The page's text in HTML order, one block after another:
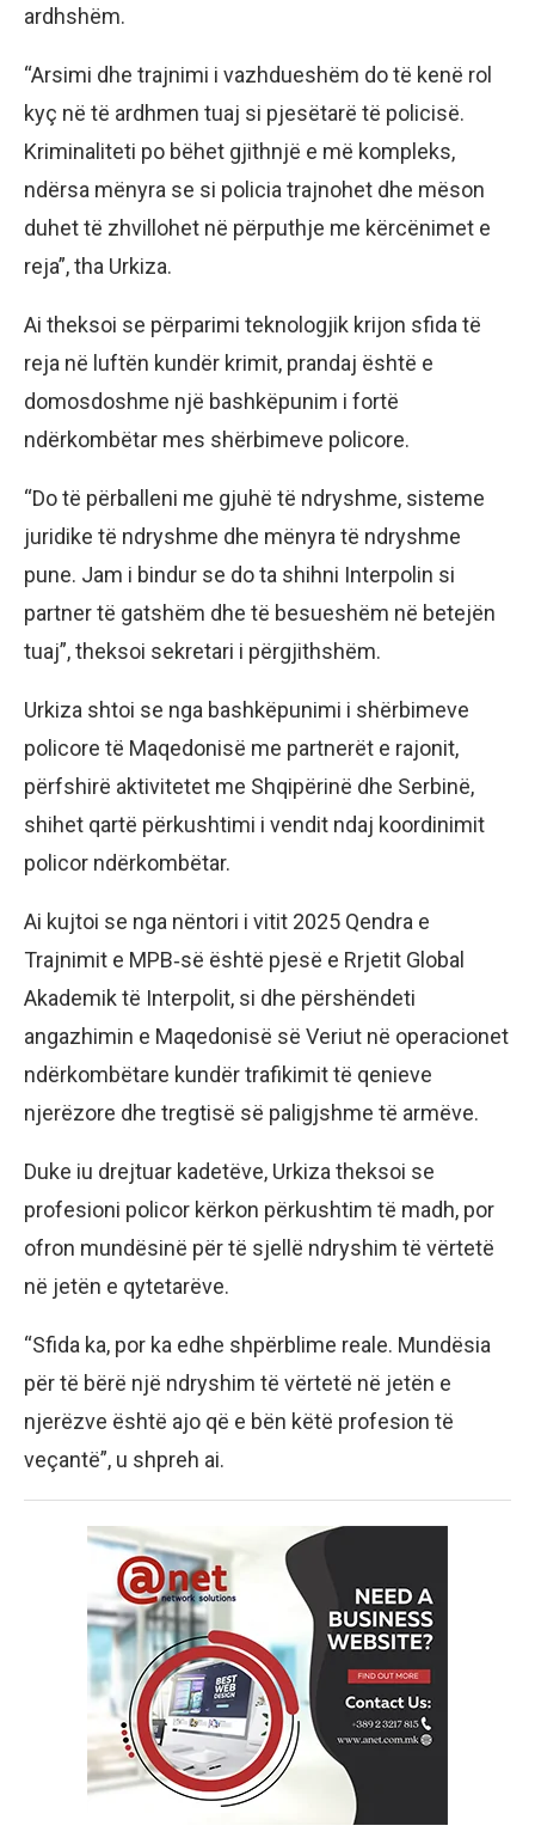
ardhshëm.
“Arsimi dhe trajnimi i vazhdueshëm do të kenë rol
kyç në të ardhmen tuaj si pjesëtarë të policisë.
Kriminaliteti po bëhet gjithnjë e më kompleks,
ndërsa mënyra se si policia trajnohet dhe mëson
duhet të zhvillohet në përputhje me kërcënimet e
reja”, tha Urkiza.
Ai theksoi se përparimi teknologjik krijon sfida të
reja në luftën kundër krimit, prandaj është e
domosdoshme një bashkëpunim i fortë
ndërkombëtar mes shërbimeve policore.
“Do të përballeni me gjuhë të ndryshme, sisteme
juridike të ndryshme dhe mënyra të ndryshme
pune. Jam i bindur se do ta shihni Interpolin si
partner të gatshëm dhe të besueshëm në betejën
tuaj”, theksoi sekretari i përgjithshëm.
Urkiza shtoi se nga bashkëpunimi i shërbimeve
policore të Maqedonisë me partnerët e rajonit,
përfshirë aktivitetet me Shqipërinë dhe Serbinë,
shihet qartë përkushtimi i vendit ndaj koordinimit
policor ndërkombëtar.
Ai kujtoi se nga nëntori i vitit 2025 Qendra e
Trajnimit e MPB‑së është pjesë e Rrjetit Global
Akademik të Interpolit, si dhe përshëndeti
angazhimin e Maqedonisë së Veriut në operacionet
ndërkombëtare kundër trafikimit të qenieve
njerëzore dhe tregtisë së paligjshme të armëve.
Duke iu drejtuar kadetëve, Urkiza theksoi se
profesioni policor kërkon përkushtim të madh, por
ofron mundësinë për të sjellë ndryshim të vërtetë
në jetën e qytetarëve.
“Sfida ka, por ka edhe shpërblime reale. Mundësia
për të bërë një ndryshim të vërtetë në jetën e
njerëzve është ajo që e bën këtë profesion të
veçantë”, u shpreh ai.